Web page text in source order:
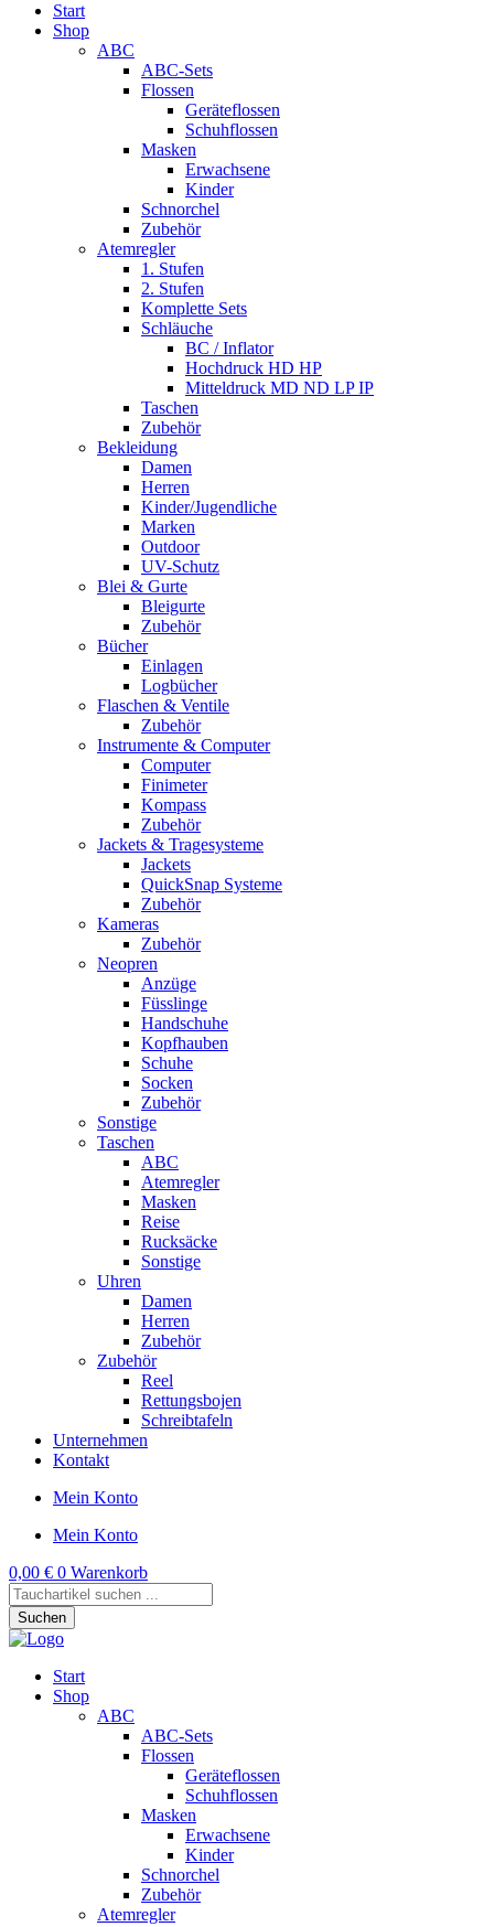
Start
Shop
ABC
ABC-Sets
Flossen
Geräteflossen
Schuhflossen
Masken
Erwachsene
Kinder
Schnorchel
Zubehör
Atemregler
1. Stufen
2. Stufen
Komplette Sets
Schläuche
BC / Inflator
Hochdruck HD HP
Mitteldruck MD ND LP IP
Taschen
Zubehör
Bekleidung
Damen
Herren
Kinder/Jugendliche
Marken
Outdoor
UV-Schutz
Blei & Gurte
Bleigurte
Zubehör
Bücher
Einlagen
Logbücher
Flaschen & Ventile
Zubehör
Instrumente & Computer
Computer
Finimeter
Kompass
Zubehör
Jackets & Tragesysteme
Jackets
QuickSnap Systeme
Zubehör
Kameras
Zubehör
Neopren
Anzüge
Füsslinge
Handschuhe
Kopfhauben
Schuhe
Socken
Zubehör
Sonstige
Taschen
ABC
Atemregler
Masken
Reise
Rucksäcke
Sonstige
Uhren
Damen
Herren
Zubehör
Zubehör
Reel
Rettungsbojen
Schreibtafeln
Unternehmen
Kontakt
Mein Konto
Mein Konto
0,00 € 0 Warenkorb
Products
search
Suchen
Start
Shop
ABC
ABC-Sets
Flossen
Geräteflossen
Schuhflossen
Masken
Erwachsene
Kinder
Schnorchel
Zubehör
Atemregler